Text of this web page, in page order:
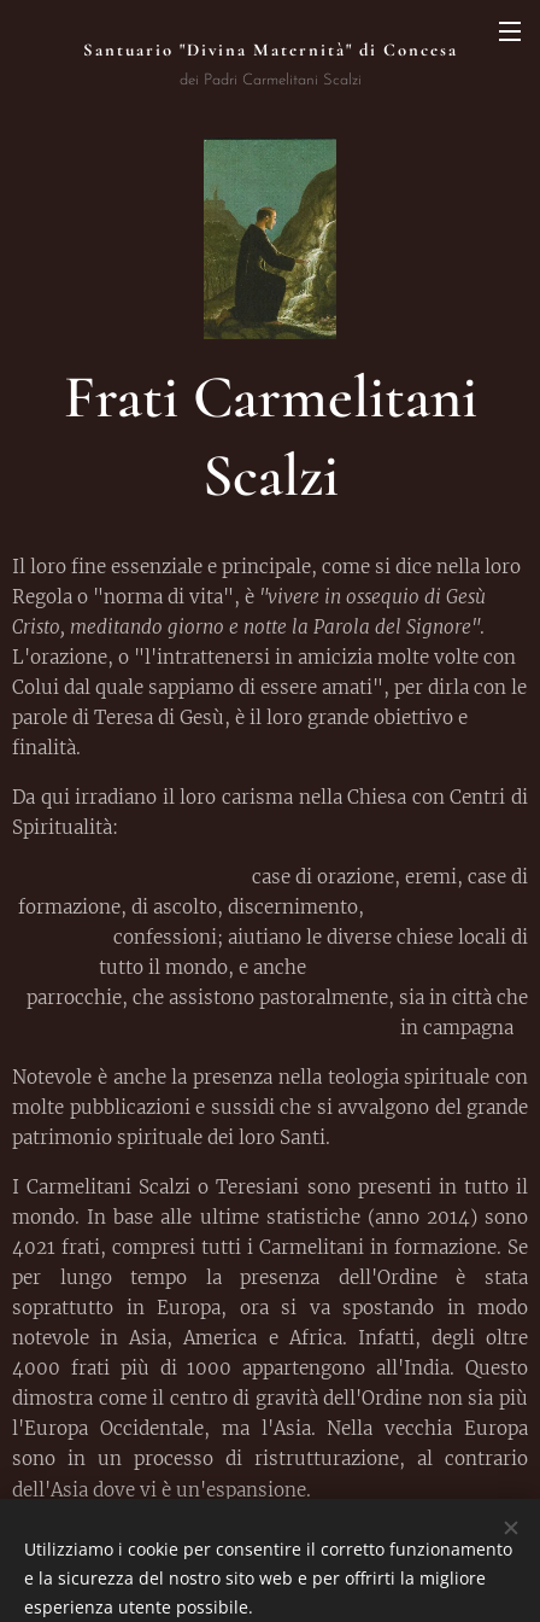
Santuario "Divina Maternità" di Concesa
dei Padri Carmelitani Scalzi
Frati Carmelitani
Scalzi
Il loro fine essenziale e principale, come si dice nella loro
Regola o "norma di vita", è "vivere in ossequio di Gesù
Cristo, meditando giorno e notte la Parola del Signore".
L'orazione, o "l'intrattenersi in amicizia molte volte con
Colui dal quale sappiamo di essere amati", per dirla con le
parole di Teresa di Gesù, è il loro grande obiettivo e
finalità.
Da qui irradiano il loro carisma nella Chiesa con Centri di
Spiritualità:
case di orazione, eremi, case di
formazione, di ascolto, discernimento,
confessioni; aiutiano le diverse chiese locali di
tutto il mondo, e anche
parrocchie, che assistono pastoralmente, sia in città che
in campagna
Notevole è anche la presenza nella teologia spirituale con
molte pubblicazioni e sussidi che si avvalgono del grande
patrimonio spirituale dei loro Santi.
I Carmelitani Scalzi o Teresiani sono presenti in tutto il
mondo. In base alle ultime statistiche (anno 2014) sono
4021 frati, compresi tutti i Carmelitani in formazione. Se
per lungo tempo la presenza dell'Ordine è stata
soprattutto in Europa, ora si va spostando in modo
notevole in Asia, America e Africa. Infatti, degli oltre
4000 frati più di 1000 appartengono all'India. Questo
dimostra come il centro di gravità dell'Ordine non sia più
l'Europa Occidentale, ma l'Asia. Nella vecchia Europa
sono in un processo di ristrutturazione, al contrario
dell'Asia dove vi è un'espansione.
Santuario della Divina Maternità
Utilizziamo i cookie per consentire il corretto funzionamento
e la sicurezza del nostro sito web e per offrirti la migliore
esperienza utente possibile.